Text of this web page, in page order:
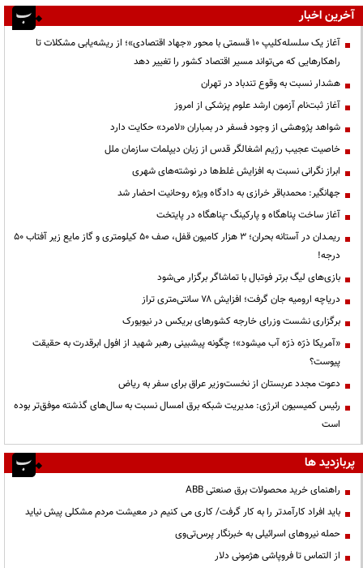
آخرین اخبار
آغاز یک سلسله‌کلیپ ۱۰ قسمتی با محور «جهاد اقتصادی»؛ از ریشه‌یابی مشکلات تا
راهکارهایی که می‌تواند مسیر اقتصاد کشور را تغییر دهد
هشدار نسبت به وقوع تندباد در تهران
آغاز ثبت‌نام آزمون ارشد علوم پزشکی از امروز
شواهد پژوهشی از وجود فسفر در بمباران «لامرد» حکایت دارد
خاصیت عجیب رژیم اشغالگر قدس از زبان دیپلمات سازمان ملل
ابراز نگرانی نسبت به افزایش غلط‌ها در نوشته‌های شهری
جهانگیر: محمدباقر خرازی به دادگاه ویژه روحانیت احضار شد
آغاز ساخت پناهگاه و پارکینگ -پناهگاه در پایتخت
ریمـدان در آستانه بحران؛ ۳ هزار کامیون قفل، صف ۵۰ کیلومتری و گاز مایع زیر آفتاب ۵۰
درجه!
بازی‌های لیگ برتر فوتبال با تماشاگر برگزار می‌شود
دریاچه ارومیه جان گرفت؛ افزایش ۷۸ سانتی‌متری تراز
برگزاری نشست وزرای خارجه کشورهای بریکس در نیویورک
«آمریکا ذرّه ذرّه آب میشود»؛ چگونه پیشبینی رهبر شهید از افول ابرقدرت به حقیقت
پیوست؟
دعوت مجدد عربستان از نخست‌وزیر عراق برای سفر به ریاض
رئیس کمیسیون انرژی: مدیریت شبکه برق امسال نسبت به سال‌های گذشته موفق‌تر بوده
است
پربازدید ها
راهنمای خرید محصولات برق صنعتی ABB
باید افراد کارآمدتر را به کار گرفت/ کاری می کنیم در معیشت مردم مشکلی پیش نیاید
حمله نیروهای اسرائیلی به خبرنگار پرس‌تی‌وی
از التماس تا فروپاشی هژمونی دلار